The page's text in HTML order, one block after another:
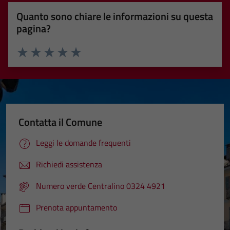
Quanto sono chiare le informazioni su questa
pagina?
Valuta 5 stelle su 5
Valuta 4 stelle su 5
Valuta 3 stelle su 5
Valuta 2 stelle su 5
Valuta 1 stelle su 5
Contatta il Comune
Leggi le domande frequenti
Richiedi assistenza
Numero verde Centralino 0324 4921
Prenota appuntamento